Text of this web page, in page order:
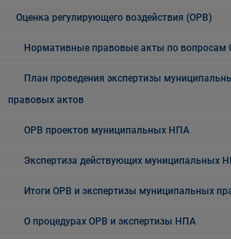
Оценка регулирующего воздействия (ОРВ)
Нормативные правовые акты по вопросам
План проведения экспертизы
правовых актов
ОРВ проектов муниципальных НПА
Экспертиза действующих муниципальных
Итоги ОРВ и экспертизы муниципальных
О процедурах ОРВ и экспертизы НПА